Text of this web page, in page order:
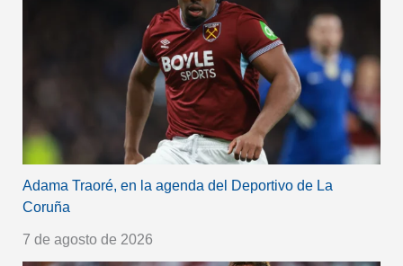
Adama Traoré, en la agenda del Deportivo de La
Coruña
7 de agosto de 2026